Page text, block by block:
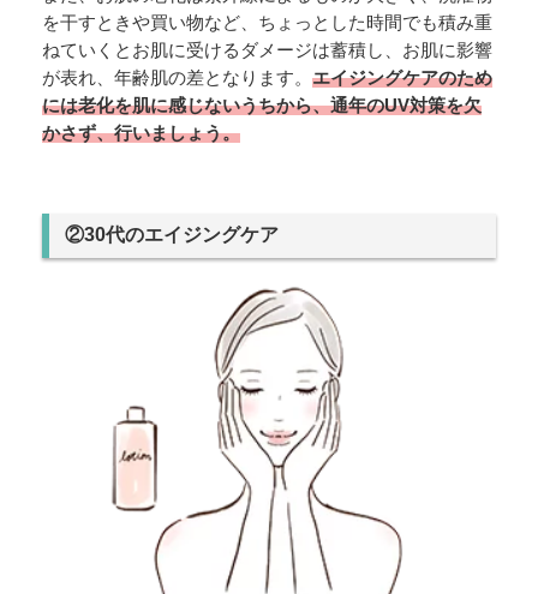
を干すときや買い物など、ちょっとした時間でも積み重
ねていくとお肌に受けるダメージは蓄積し、お肌に影響
が表れ、年齢肌の差となります。 エイジングケアのため
には老化を肌に感じないうちから、通年のUV対策を欠
かさず、行いましょう。
②30代のエイジングケア